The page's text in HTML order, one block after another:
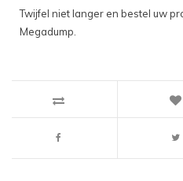
Twijfel niet langer en bestel uw
Megadump.